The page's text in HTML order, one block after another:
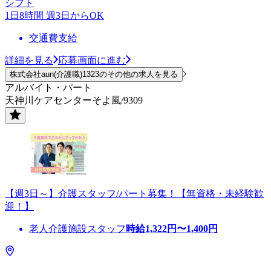
シフト
1日8時間 週3日からOK
交通費支給
詳細を見る 応募画面に進む
株式会社aun(介護職)1323のその他の求人を見る
アルバイト・パート
天神川ケアセンターそよ風/9309
【週3日～】介護スタッフ/パート募集！【無資格・未経験歓
迎！】
老人介護施設スタッフ 時給1,322円〜1,400円